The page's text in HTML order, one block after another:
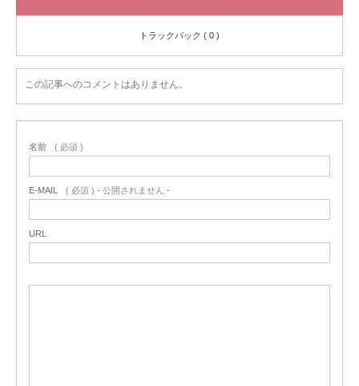
トラックバック ( 0 )
この記事へのコメントはありません。
名前 ( 必須 )
E-MAIL ( 必須 ) - 公開されません -
URL